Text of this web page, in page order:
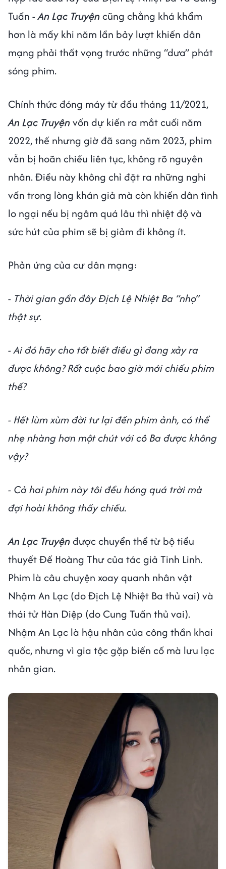
Tuấn -An Lạc Truyện cũng chẳng khá khẩm
hơn là mấy khi năm lần bảy lượt khiến dân
mạng phải thất vọng trước những “dưa” phát
sóng phim.
Chính thức đóng máy từ đầu tháng 11/2021,
An Lạc Truyện vốn dự kiến ra mắt cuối năm
2022, thế nhưng giờ đã sang năm 2023, phim
vẫn bị hoãn chiếu liên tục, không rõ nguyên
nhân. Điều này không chỉ đặt ra những nghi
vấn trong lòng khán giả mà còn khiến dân tình
lo ngại nếu bị ngâm quá lâu thì nhiệt độ và
sức hút của phim sẽ bị giảm đi không ít.
Phản ứng của cư dân mạng:
- Thời gian gần đây Địch Lệ Nhiệt Ba “nhọ”
thật sự.
- Ai đó hãy cho tốt biết điều gì đang xảy ra
được không? Rốt cuộc bao giờ mới chiếu phim
thế?
- Hết lùm xùm đời tư lại đến phim ảnh, có thể
nhẹ nhàng hơn một chút với cô Ba được không
vậy?
- Cả hai phim này tôi đều hóng quá trời mà
đợi hoài không thấy chiếu.
An Lạc Truyện được chuyển thể từ bộ tiểu
thuyết Đế Hoàng Thư của tác giả Tinh Linh.
Phim là câu chuyện xoay quanh nhân vật
Nhậm An Lạc (do Địch Lệ Nhiệt Ba thủ vai) và
thái tử Hàn Diệp (do Cung Tuấn thủ vai).
Nhậm An Lạc là hậu nhân của công thần khai
quốc, nhưng vì gia tộc gặp biến cố mà lưu lạc
nhân gian.